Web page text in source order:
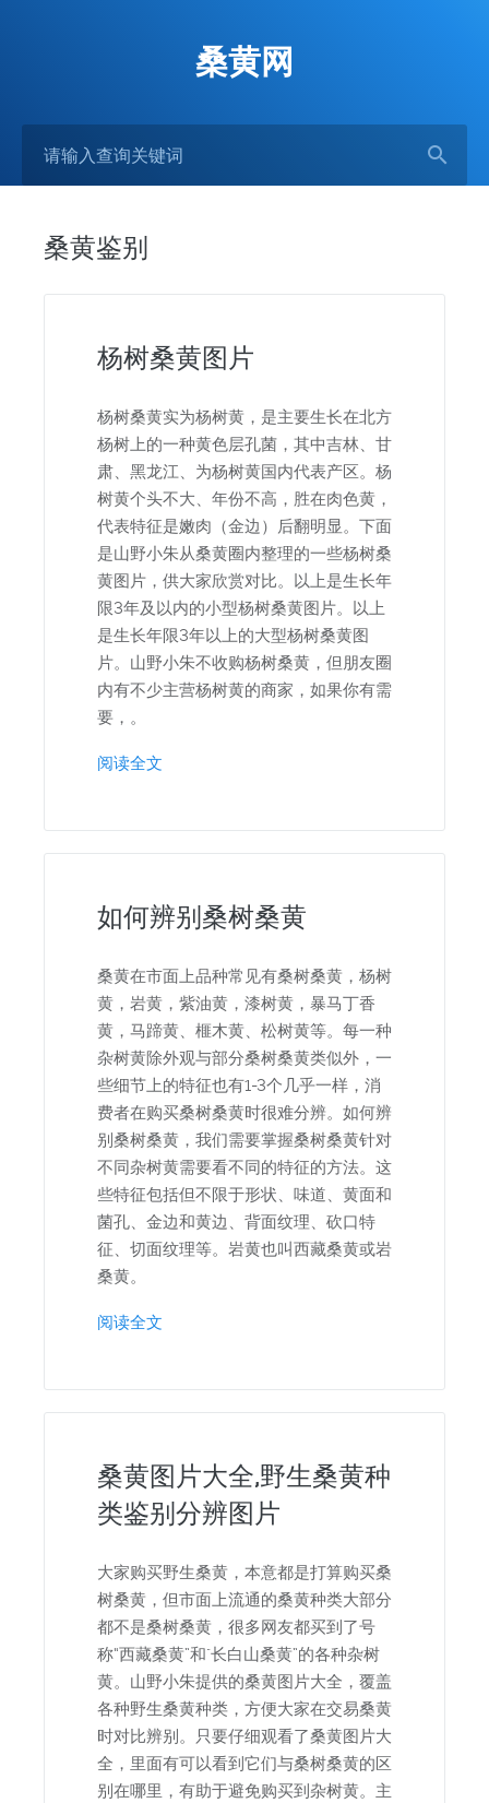
桑黄网
桑黄鉴别
杨树桑黄图片
杨树桑黄实为杨树黄，是主要生长在北方
杨树上的一种黄色层孔菌，其中吉林、甘
肃、黑龙江、为杨树黄国内代表产区。杨
树黄个头不大、年份不高，胜在肉色黄，
代表特征是嫩肉（金边）后翻明显。下面
是山野小朱从桑黄圈内整理的一些杨树桑
黄图片，供大家欣赏对比。以上是生长年
限3年及以内的小型杨树桑黄图片。以上
是生长年限3年以上的大型杨树桑黄图
片。山野小朱不收购杨树桑黄，但朋友圈
内有不少主营杨树黄的商家，如果你有需
要，。
阅读全文
如何辨别桑树桑黄
桑黄在市面上品种常见有桑树桑黄，杨树
黄，岩黄，紫油黄，漆树黄，暴马丁香
黄，马蹄黄、榧木黄、松树黄等。每一种
杂树黄除外观与部分桑树桑黄类似外，一
些细节上的特征也有1-3个几乎一样，消
费者在购买桑树桑黄时很难分辨。如何辨
别桑树桑黄，我们需要掌握桑树桑黄针对
不同杂树黄需要看不同的特征的方法。这
些特征包括但不限于形状、味道、黄面和
菌孔、金边和黄边、背面纹理、砍口特
征、切面纹理等。岩黄也叫西藏桑黄或岩
桑黄。
阅读全文
桑黄图片大全,野生桑黄种
类鉴别分辨图片
大家购买野生桑黄，本意都是打算购买桑
树桑黄，但市面上流通的桑黄种类大部分
都不是桑树桑黄，很多网友都买到了号
称“西藏桑黄”和"长白山桑黄”的各种杂树
黄。山野小朱提供的桑黄图片大全，覆盖
各种野生桑黄种类，方便大家在交易桑黄
时对比辨别。只要仔细观看了桑黄图片大
全，里面有可以看到它们与桑树桑黄的区
别在哪里，有助于避免购买到杂树黄。主